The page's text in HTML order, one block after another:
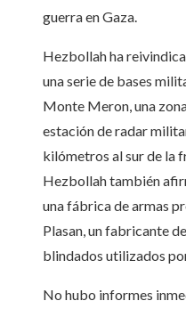
guerra en Gaza.
Hezbollah ha
una serie de bases
Monte Meron, una
estación de radar
kilómetros al sur de la
Hezbollah también
una fábrica de armas
Plasan, un fabricante
blindados utilizados
No hubo informes